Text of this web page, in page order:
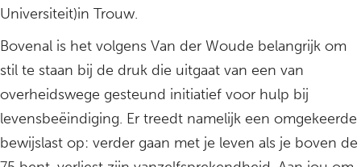
Universiteit)in Trouw.
Bovenal is het volgens Van der Woude belangrijk om
stil te staan bij de druk die uitgaat van een van
overheidswege gesteund initiatief voor hulp bij
levensbeëindiging. Er treedt namelijk een omgekeerde
bewijslast op: verder gaan met je leven als je boven de